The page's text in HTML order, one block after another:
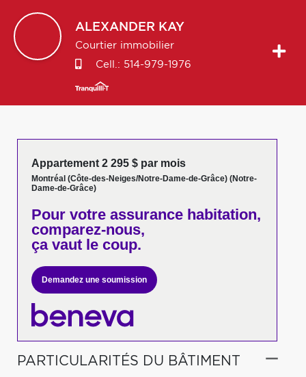
ALEXANDER KAY
Courtier immobilier
Cell.: 514-979-1976
Appartement 2 295 $ par mois
Montréal (Côte-des-Neiges/Notre-Dame-de-Grâce) (Notre-
Dame-de-Grâce)
Pour votre assurance habitation,
comparez-nous,
ça vaut le coup.
Demandez une soumission
PARTICULARITÉS DU BÂTIMENT